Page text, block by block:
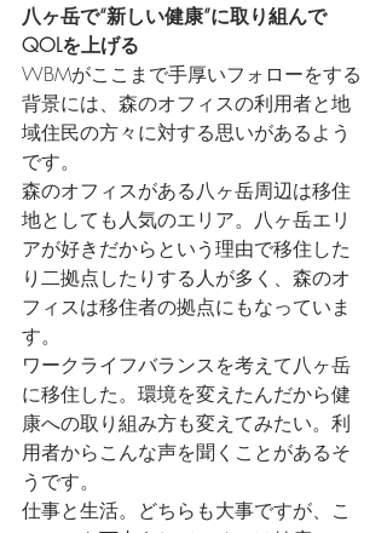
八ヶ岳で“新しい健康”に取り組んで
QOLを上げる
WBMがここまで手厚いフォローをする
背景には、森のオフィスの利用者と地
域住民の方々に対する思いがあるよう
です。
森のオフィスがある八ヶ岳周辺は移住
地としても人気のエリア。八ヶ岳エリ
アが好きだからという理由で移住した
り二拠点したりする人が多く、森のオ
フィスは移住者の拠点にもなっていま
す。
ワークライフバランスを考えて八ヶ岳
に移住した。環境を変えたんだから健
康への取り組み方も変えてみたい。利
用者からこんな声を聞くことがあるそ
うです。
仕事と生活。どちらも大事ですが、こ